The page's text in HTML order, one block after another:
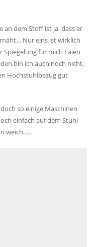
an dem Stoff ist ja, dass er
Nur eins ist wirklich
für mich Laien
bin ich auch noch nicht,
Hochstuhlbezug gut
so einige Maschinen
einfach auf dem Stuhl
weich…..